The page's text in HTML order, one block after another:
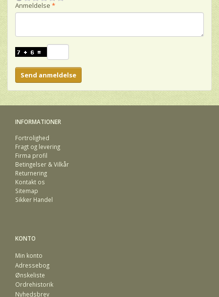
Anmeldelse
Send anmeldelse
INFORMATIONER
Fortrolighed
Fragt og levering
Firma profil
Betingelser & Vilkår
Returnering
Kontakt os
Sitemap
Sikker Handel
KONTO
Min konto
Adressebog
Ønskeliste
Ordrehistorik
Nyhedsbrev